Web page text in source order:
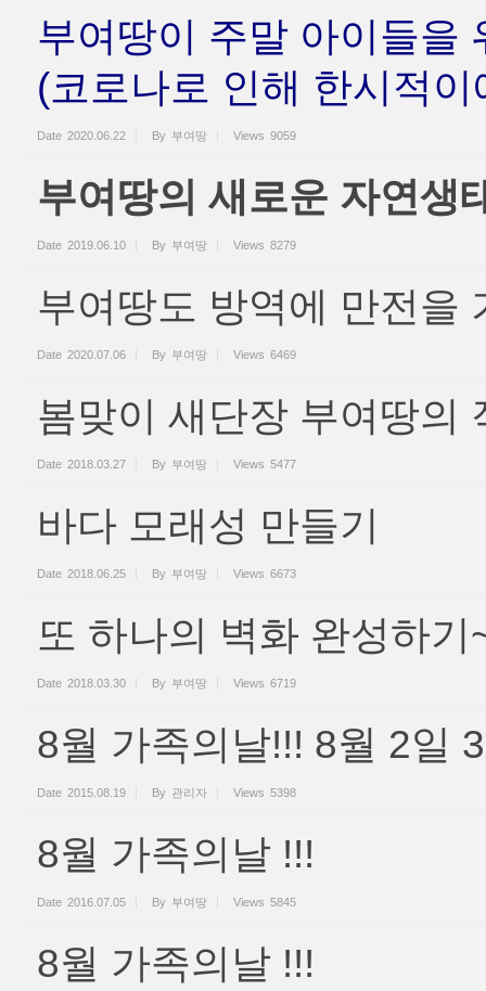
부여땅이 주말 아이들을
(코로나로 인해 한시적이
Date 2020.06.22 By 부여땅 Views 9059
부여땅의 새로운 자연생
Date 2019.06.10 By 부여땅 Views 8279
부여땅도 방역에 만전을
Date 2020.07.06 By 부여땅 Views 6469
봄맞이 새단장 부여땅의
Date 2018.03.27 By 부여땅 Views 5477
바다 모래성 만들기
Date 2018.06.25 By 부여땅 Views 6673
또 하나의 벽화 완성하기
Date 2018.03.30 By 부여땅 Views 6719
8월 가족의날!!! 8월 2일
Date 2015.08.19 By 관리자 Views 5398
8월 가족의날 !!!
Date 2016.07.05 By 부여땅 Views 5845
8월 가족의날 !!!